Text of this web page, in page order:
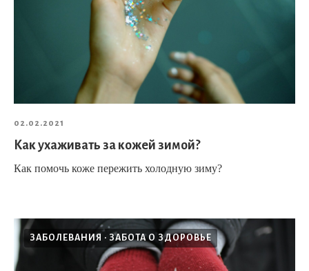
02.02.2021
Как ухаживать за кожей зимой?
Как помочь коже пережить холодную зиму?
ЗАБОЛЕВАНИЯ ЗАБОТА О ЗДОРОВЬЕ